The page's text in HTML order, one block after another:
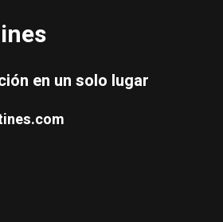
en un solo lugar